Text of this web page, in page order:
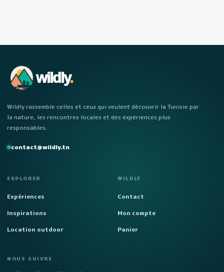
wildly.
Wildly rassemble celles et ceux qui veulent découvrir la Tunisie par
la nature, les rencontres locales et des expériences plus
responsables.
contact@wildly.tn
EXPLORER
Expériences
Inspirations
Location outdoor
WILDLY
Contact
Mon compte
Panier
NOUS SUIVRE